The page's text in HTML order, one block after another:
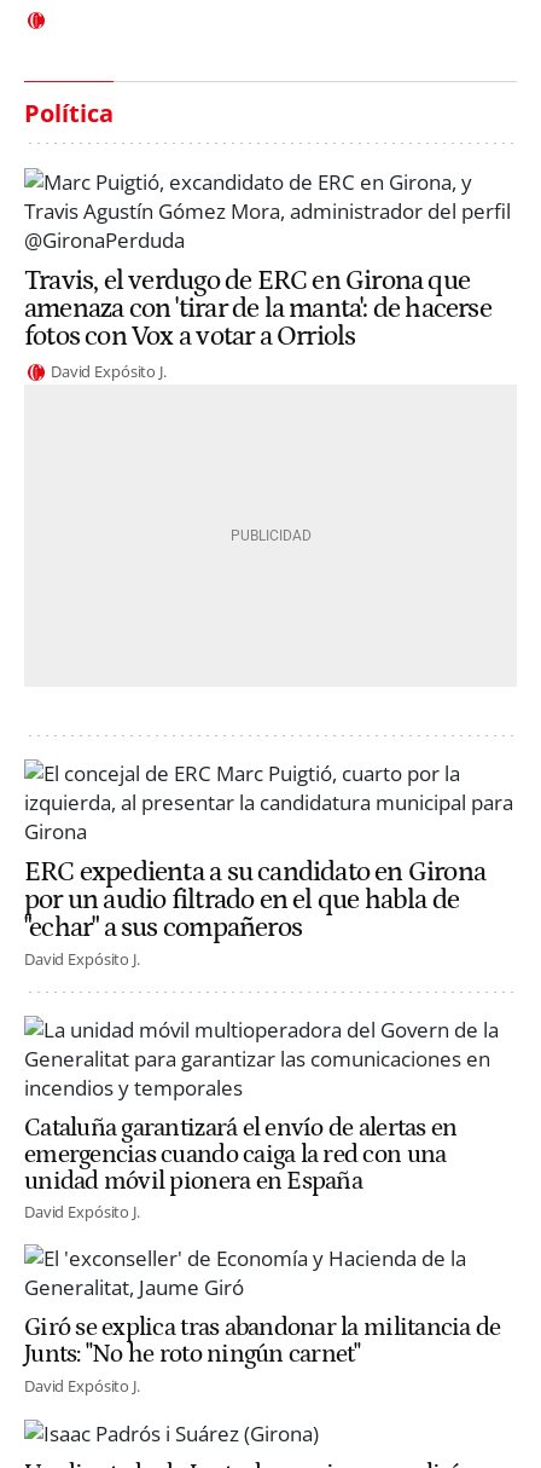
Política
Travis, el verdugo de ERC en Girona que
amenaza con 'tirar de la manta': de hacerse
fotos con Vox a votar a Orriols
David Expósito J.
ERC expedienta a su candidato en Girona
por un audio filtrado en el que habla de
"echar" a sus compañeros
David Expósito J.
Cataluña garantizará el envío de alertas en
emergencias cuando caiga la red con una
unidad móvil pionera en España
David Expósito J.
Giró se explica tras abandonar la militancia de
Junts: "No he roto ningún carnet"
David Expósito J.